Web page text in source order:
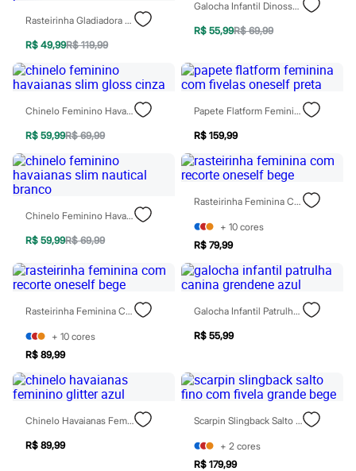
Infantil
Em alta
Arrumadinho para os meninos
Romântico para as meninas
Inverno
Novidades
Roupas menina
1 a 5 anos
4 a 12 anos
10 a 16 anos
Roupas menino
0 a 24 meses
1 a 5 anos
4 a 12 anos
10 a 16 anos
Recém-nascido
Bolsas e Mochilas
Chapéus
Calçados
Chinelos
Pantufas
Sandálias
Tênis
Marcas
Baby Club
Fifteen
Rasteirinha Gladiadora Feminina Com Fivelas Oneself Preta
R$ 49,99R$ 119,99
Galocha Infantil Dinossauro Verde
R$ 55,99R$ 69,99
Chinelo Feminino Havaianas Slim Gloss Cinza
R$ 59,99R$ 69,99
Papete Flatform Feminina Com Fivelas Oneself Preta
R$ 159,99
Chinelo Feminino Havaianas Slim Nautical Branco
R$ 59,99R$ 69,99
Rasteirinha Feminina Com Recorte Oneself Bege
+ 10 cores
R$ 79,99
Rasteirinha Feminina Com Recorte Oneself Bege
+ 10 cores
R$ 89,99
Galocha Infantil Patrulha Canina Grendene Azul
R$ 55,99
Chinelo Havaianas Feminino Glitter Azul
R$ 89,99
Scarpin Slingback Salto Fino Com Fivela Grande Bege
+ 2 cores
R$ 179,99